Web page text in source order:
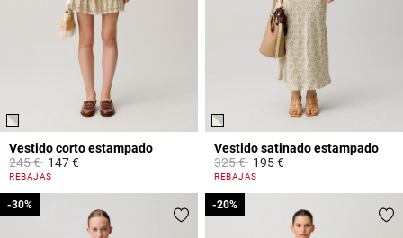
Vestido corto estampado
Price reduced from
245 €to147 €
3,2 out of 5 Customer Rating
REBAJAS
Vestido satinado estampado
Price reduced from
325 €to195 €
4,3 out of 5 Customer Rating
REBAJAS
-30%
-30% -20%
-20%